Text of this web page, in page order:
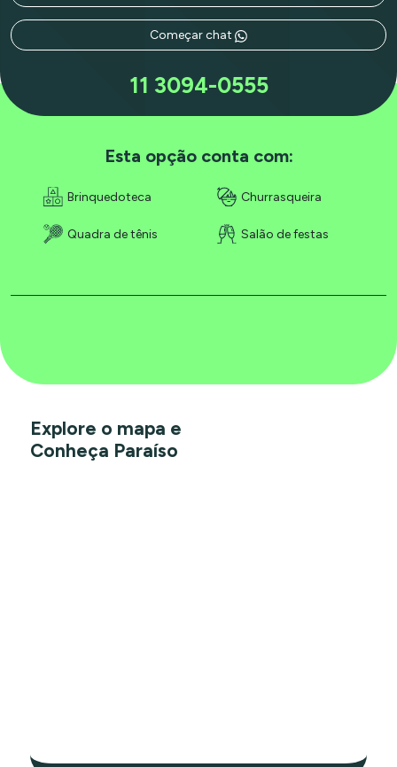
Começar chat
11 3094-0555
Esta opção conta com:
Brinquedoteca Churrasqueira
Quadra de tênis Salão de festas
Explore o mapa e
Conheça Paraíso